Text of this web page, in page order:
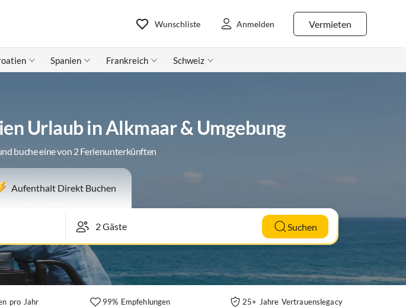
Vermieten
Wunschliste Anmelden
Spanien Frankreich Schweiz
Urlaub in Alkmaar & Umgebung
buche eine von 2 Ferienunterkünften
Aufenthalt Direkt Buchen
Suchen
pro Jahr 99% Empfehlungen 25+ Jahre Vertrauenslegacy